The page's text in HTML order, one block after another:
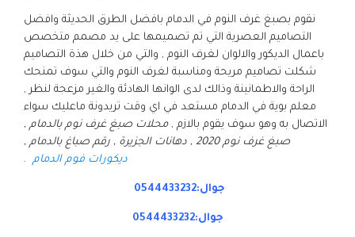
نقوم بصبغ غرف النوم في الدمام بافضل الطرق الحديثة وافضل
التصاميم العصرية التي تم تصميمها على يد مصمم متخصص
باعمال الديكور والالوان لغرف النوم , والتي من خلال هذة التصاميم
شكلت تصاميم مريحة ومناسبة لغرف النوم والتي سوف تمنحك
الراحة والاطمانينة وذالك لدى الوانها الهادئة والغير مزعجة لنظر ,
معلم بوية في الدمام مستعد في اي وقت تريدونة ماعليك سواء
الاتصال به وهو سوف يقوم بالازم , محلات صبغ غرف نوم بالدمام ,
صبغ غرف نوم 2020 , دهانات الجزيرة , رقم صباغ بالدمام ,
ديكورات فوم الدمام .
جوال:0544433232
جوال:0544433232